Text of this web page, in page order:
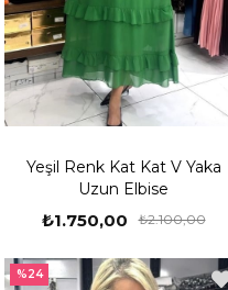
Yeşil Renk Kat Kat V Yaka
Uzun Elbise
₺1.750,00 ₺2.100,00
%24